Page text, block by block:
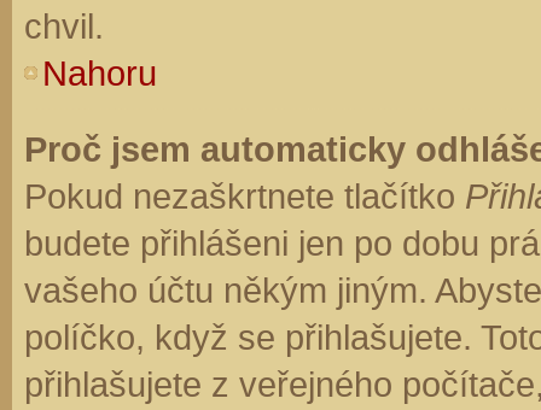
chvil.
Nahoru
Proč jsem automaticky
Pokud nezaškrtnete tlačítko
budete přihlášeni jen po dobu
vašeho účtu někým jiným.
políčko, když se přihlašujete.
přihlašujete z veřejného